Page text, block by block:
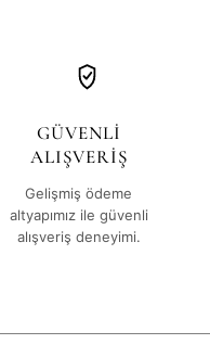
GÜVENLİ
ALIŞVERİŞ
Gelişmiş ödeme
altyapımız ile güvenli
alışveriş deneyimi.